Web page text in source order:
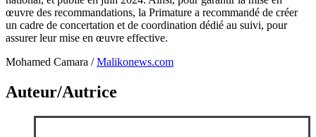
œuvre des recommandations, la Primature a recommandé de créer
un cadre de concertation et de coordination dédié au suivi, pour
assurer leur mise en œuvre effective.
Mohamed Camara /Malikonews.com
Auteur/Autrice